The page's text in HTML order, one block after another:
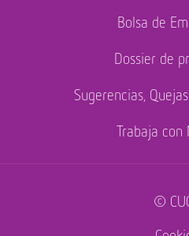
Bolsa de
Dossier de
Sugerencias,
Trabaja con
©